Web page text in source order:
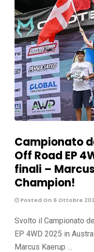
Campionato
Off Road EP
finali –
Champion!
Posted On 6 Ottobre
Svolto il Campionato
EP 4WD 2025 in
Marcus Kaerup …